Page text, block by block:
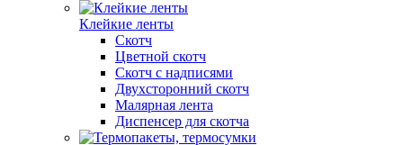
Клейкие ленты
Скотч
Цветной скотч
Скотч с надписями
Двухсторонний скотч
Малярная лента
Диспенсер для скотча